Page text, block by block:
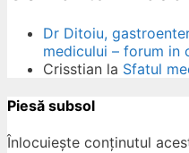
Dr Ditoiu,
medicului – forum in
Crisstian la Sfatul
Piesă subsol
Înlocuiește conținutul